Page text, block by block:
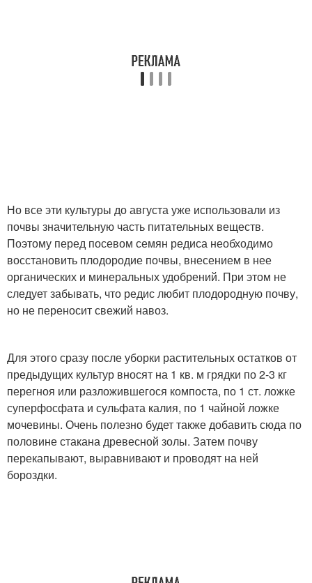
Но все эти культуры до августа уже использовали из
почвы значительную часть питательных веществ.
Поэтому перед посевом семян редиса необходимо
восстановить плодородие почвы, внесением в нее
органических и минеральных удобрений. При этом не
следует забывать, что редис любит плодородную почву,
но не переносит свежий навоз.
Для этого сразу после уборки растительных остатков от
предыдущих культур вносят на 1 кв. м грядки по 2-3 кг
перегноя или разложившегося компоста, по 1 ст. ложке
суперфосфата и сульфата калия, по 1 чайной ложке
мочевины. Очень полезно будет также добавить сюда по
половине стакана древесной золы. Затем почву
перекапывают, выравнивают и проводят на ней
бороздки.